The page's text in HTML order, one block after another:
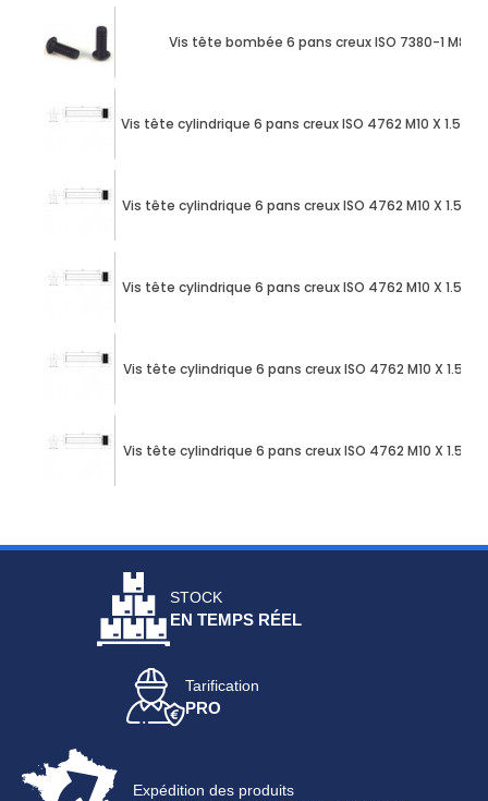
Vis tête bombée 6 pans creux ISO 7380-1 M8 X
Vis tête cylindrique 6 pans creux ISO 4762 M10 X 1.50 X
Vis tête cylindrique 6 pans creux ISO 4762 M10 X 1.50
Vis tête cylindrique 6 pans creux ISO 4762 M10 X 1.50
Vis tête cylindrique 6 pans creux ISO 4762 M10 X 1.50
Vis tête cylindrique 6 pans creux ISO 4762 M10 X 1.50
STOCK
EN TEMPS RÉEL
Tarification
PRO
Expédition des produits